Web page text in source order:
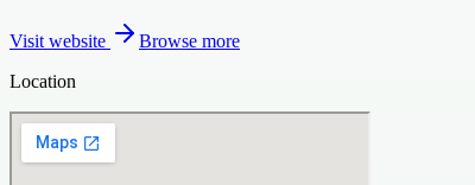
Visit website
Browse more
Location